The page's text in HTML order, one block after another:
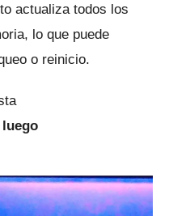
actualiza todos los
lo que puede
o reinicio.